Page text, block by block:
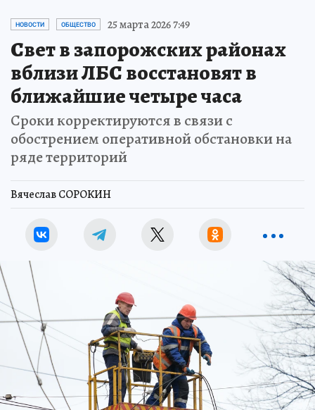
НОВОСТИ ОБЩЕСТВО 25 марта 2026 7:49
Свет в запорожских районах
вблизи ЛБС восстановят в
ближайшие четыре часа
Сроки корректируются в связи с
обострением оперативной обстановки на
ряде территорий
Вячеслав СОРОКИН